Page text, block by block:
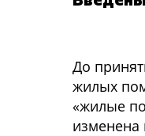
До
жилых
«жилые
изменена